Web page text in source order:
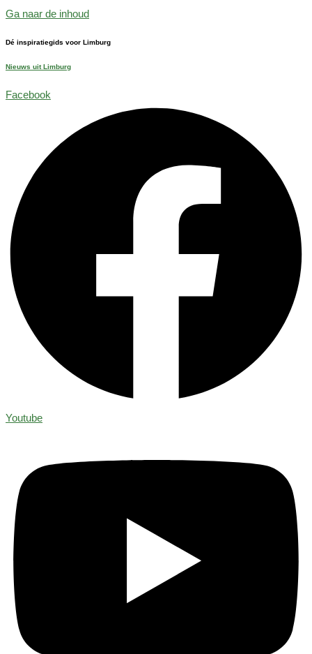
Ga naar de inhoud
Dé inspiratiegids voor Limburg
Nieuws uit Limburg
Facebook
Youtube